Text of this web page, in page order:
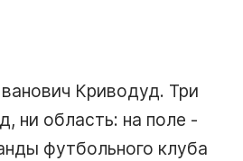
Криводуд. Три
ни область: на поле -
футбольного клуба